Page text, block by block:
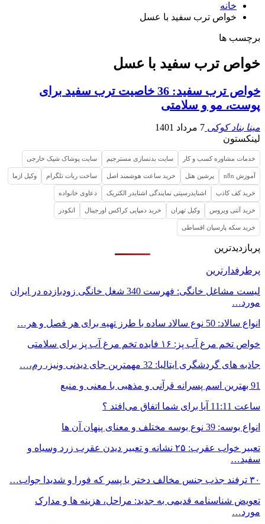
خانه
خواص ترب سفید با عسل
برچسب ها
خواص ترب سفید با عسل
خواص ترب سفید: 36 خاصیت ترب سفید برای
پوست، مو و سلامتی
مینا بناد کوکی 7 مرداد 1401
لینکستون
خدمات مشاوره کسب و کار سایت بدنسازی مسترجیم سایت پوشاک شیک خارجی
آموزش n8n پرشین هتل خرید ساعت هوشمند اصل ساخت ربات تلگرام وکیل ازما
خرید کف کاذب اشنایدرسیتی نمایندگی اشنایدر الکتریک دعاوی خانواده
خرید آنتی ویروس وکیل تهران خرید دمپایی کراکس اورجینال انکودر
خرید سکه پارسیان اقساطی
پربازدیدترین
پرطرفدارترین
لیست مشاغل خانگی: فهرست 340 شغل خانگی زودبازده در ایران
مورد…
انواع سالاد: 50 نوع سالاد ساده با طرز تهیه برای هر فصل و هر…
خواص تخم مرغ آب پز: ۱۶ فایده تخم مرغ آب پز برای سلامتی
جاذبه های گردشگری ایتالیا: 32 مهمترین جای دیدنی ونیز، رم،…
91 بهترین اسم پسرانه قرآنی و مذهبی با معنی و منبع
ساعت 11:11 آیا برای شما اتفاق می‌افتد ؟
انواع بوسه: 39 نوع بوسه مختلف و معنای پنهان آن ها
تعبیر خواب عقرب: ۲۵ نشانه و تعبیر دیدن عقرب زرد وسیاه و
سفید…
۳۰ ترفند جذب جنس مخالف دختر یا پسر که فورا و شدیدا جواب…
تعویض شناسنامه قدیمی به جدید: مراحل، هزینه ها و مدارک
مورد…